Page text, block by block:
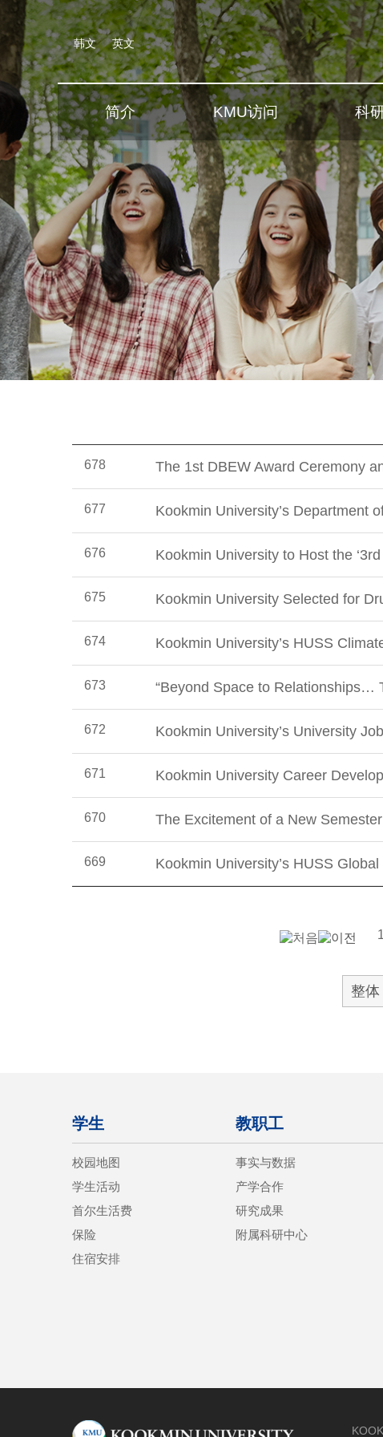
韩文 英文
简介 KMU访问 科
678 The 1st DBEW Award Ceremony
677 Kookmin University’s Department
676 Kookmin University to Host the
675 Kookmin University Selected for
674 Kookmin University’s HUSS
673 “Beyond Space to
672 Kookmin University’s University
671 Kookmin University Career
670 The Excitement of a New
669 Kookmin University’s HUSS
1
学生
校园地图
学生活动
首尔生活费
保险
住宿安排
教职工
事实与数据
产学合作
研究成果
附属科研中心